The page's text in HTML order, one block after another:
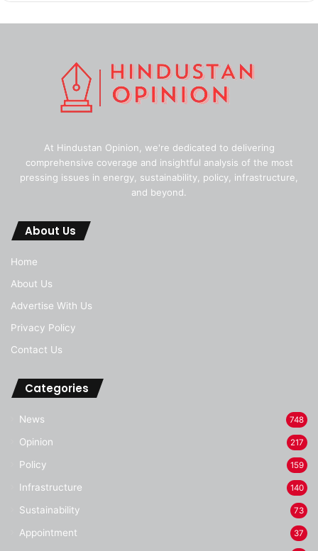
At Hindustan Opinion, we're dedicated to delivering
comprehensive coverage and insightful analysis of the most
pressing issues in energy, sustainability, policy, infrastructure,
and beyond.
About Us
Home
About Us
Advertise With Us
Privacy Policy
Contact Us
Categories
News 748
Opinion 217
Policy 159
Infrastructure 140
Sustainability 73
Appointment 37